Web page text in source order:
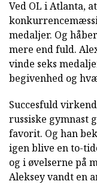
Ved OL i Atlanta,
medaljer. Og
mere end fuld.
vinde seks
begivenhed og
Succesfuld
russiske gymnast
favorit. Og han
igen blive en to-
og i øvelserne på
Aleksey vandt en